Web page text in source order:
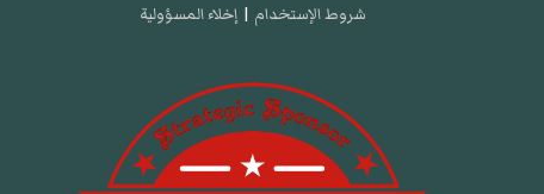
شروط الإستخدام | إخلاء المسؤولية